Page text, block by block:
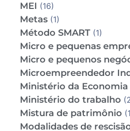
MEI (16)
Metas (1)
Método SMART (1)
Micro e pequenas
Micro e pequenos
Microempreendedor
Ministério da Economia
Ministério do trabalho
Mistura de patrimônio
Modalidades de